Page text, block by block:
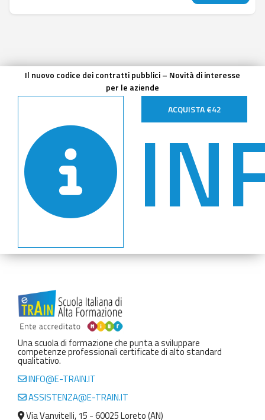
Il nuovo codice dei contratti pubblici – Novità di interesse
per le aziende
ACQUISTA €42
Una scuola di formazione che punta a sviluppare
competenze professionali certificate di alto standard
qualitativo.
INFO@E-TRAIN.IT
ASSISTENZA@E-TRAIN.IT
Via Vanvitelli, 15 - 60025 Loreto (AN)